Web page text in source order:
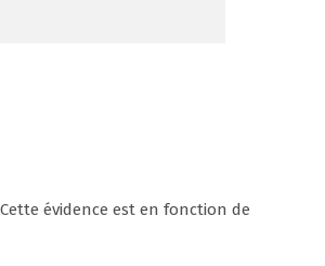
évidence est en fonction de